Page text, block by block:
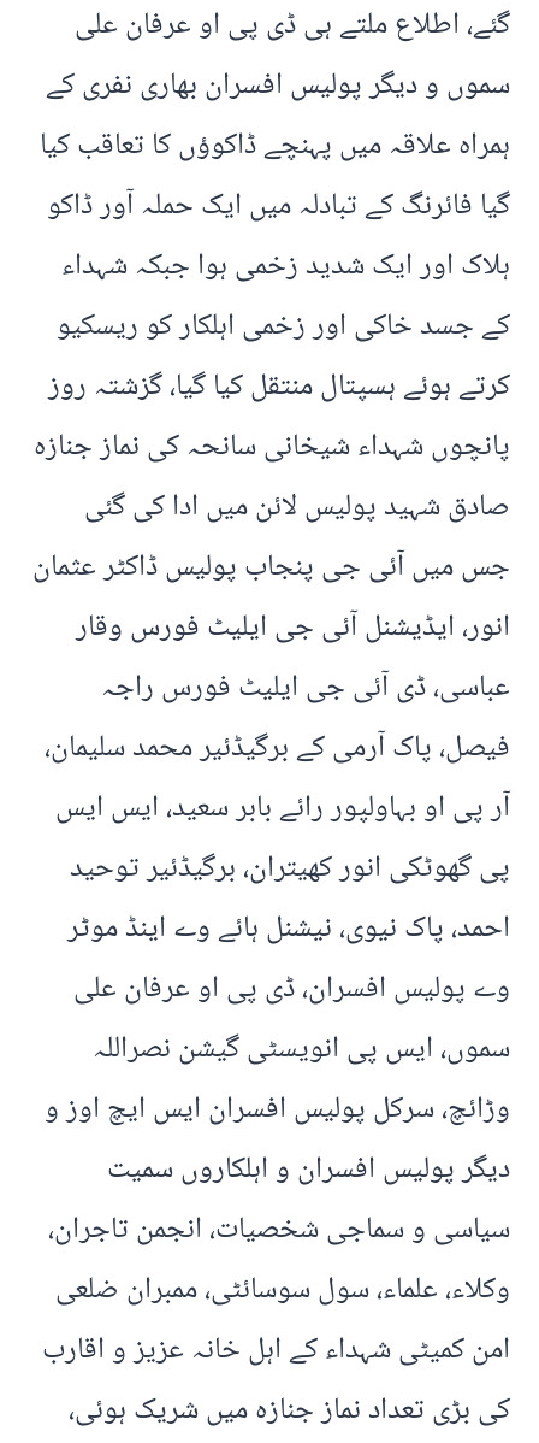
گئے، اطلاع ملتے ہی ڈی پی او عرفان علی
سموں و دیگر پولیس افسران بھاری نفری کے
ہمراہ علاقہ میں پہنچے ڈاکوؤں کا تعاقب کیا
گیا فائرنگ کے تبادلہ میں ایک حملہ آور ڈاکو
ہلاک اور ایک شدید زخمی ہوا جبکہ شہداء
کے جسد خاکی اور زخمی اہلکار کو ریسکیو
کرتے ہوئے ہسپتال منتقل کیا گیا، گزشتہ روز
پانچوں شہداء شیخانی سانحہ کی نماز جنازہ
صادق شہید پولیس لائن میں ادا کی گئی
جس میں آئی جی پنجاب پولیس ڈاکٹر عثمان
انور، ایڈیشنل آئی جی ایلیٹ فورس وقار
عباسی، ڈی آئی جی ایلیٹ فورس راجہ
فیصل، پاک آرمی کے برگیڈئیر محمد سلیمان،
آر پی او بہاولپور رائے بابر سعید، ایس ایس
پی گھوٹکی انور کھیتران، برگیڈئیر توحید
احمد، پاک نیوی، نیشنل ہائے وے اینڈ موٹر
وے پولیس افسران، ڈی پی او عرفان علی
سموں، ایس پی انویسٹی گیشن نصراللہ
وڑائچ، سرکل پولیس افسران ایس ایچ اوز و
دیگر پولیس افسران و اہلکاروں سمیت
سیاسی و سماجی شخصیات، انجمن تاجران،
وکلاء، علماء، سول سوسائٹی، ممبران ضلعی
امن کمیٹی شہداء کے اہل خانہ عزیز و اقارب
کی بڑی تعداد نماز جنازہ میں شریک ہوئی،